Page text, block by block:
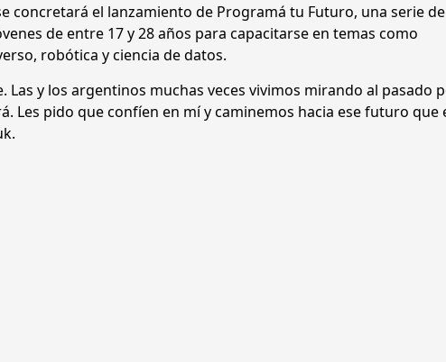
concretará el lanzamiento de Programá tu Futuro, una serie de
de entre 17 y 28 años para capacitarse en temas como
robótica y ciencia de datos.
Las y los argentinos muchas veces vivimos mirando al pasado
Les pido que confíen en mí y caminemos hacia ese futuro que